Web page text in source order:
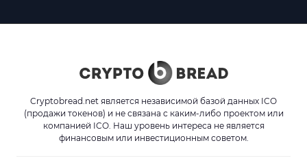
Cryptobread.net является независимой базой данных ICO
(продажи токенов) и не связана с каким-либо проектом или
компанией ICO. Наш уровень интереса не является
финансовым или инвестиционным советом.